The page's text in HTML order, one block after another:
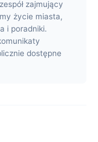
zajmujący
życie miasta,
i poradniki.
dostępne